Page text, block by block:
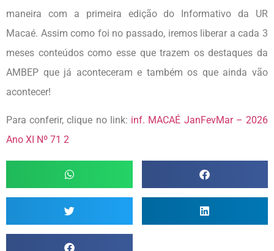
maneira com a primeira edição do Informativo da UR
Macaé. Assim como foi no passado, iremos liberar a cada 3
meses conteúdos como esse que trazem os destaques da
AMBEP que já aconteceram e também os que ainda vão
acontecer!
Para conferir, clique no link: inf. MACAÉ JanFevMar – 2026
Ano XI Nº 71 2